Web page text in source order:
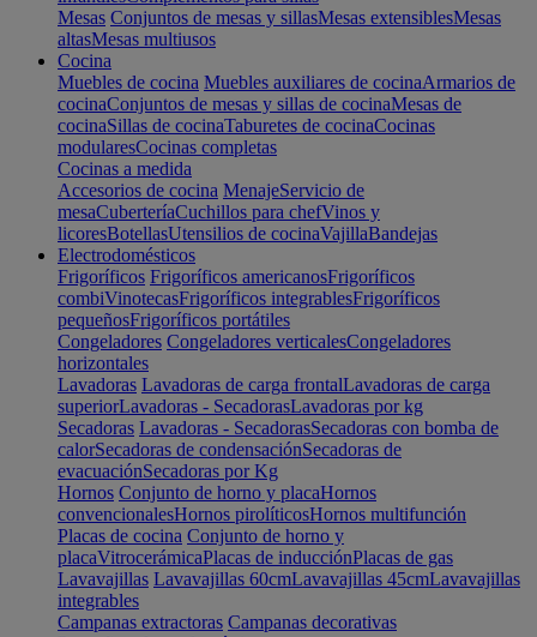
Mesas Conjuntos de mesas y sillasMesas extensiblesMesas
altasMesas multiusos
Cocina
Muebles de cocina Muebles auxiliares de cocinaArmarios de
cocinaConjuntos de mesas y sillas de cocinaMesas de
cocinaSillas de cocinaTaburetes de cocinaCocinas
modularesCocinas completas
Cocinas a medida
Accesorios de cocina MenajeServicio de
mesaCuberteríaCuchillos para chefVinos y
licoresBotellasUtensilios de cocinaVajillaBandejas
Electrodomésticos
Frigoríficos Frigoríficos americanosFrigoríficos
combiVinotecasFrigoríficos integrablesFrigoríficos
pequeñosFrigoríficos portátiles
Congeladores Congeladores verticalesCongeladores
horizontales
Lavadoras Lavadoras de carga frontalLavadoras de carga
superiorLavadoras - SecadorasLavadoras por kg
Secadoras Lavadoras - SecadorasSecadoras con bomba de
calorSecadoras de condensaciónSecadoras de
evacuaciónSecadoras por Kg
Hornos Conjunto de horno y placaHornos
convencionalesHornos pirolíticosHornos multifunción
Placas de cocina Conjunto de horno y
placaVitrocerámicaPlacas de inducciónPlacas de gas
Lavavajillas Lavavajillas 60cmLavavajillas 45cmLavavajillas
integrables
Campanas extractoras Campanas decorativas